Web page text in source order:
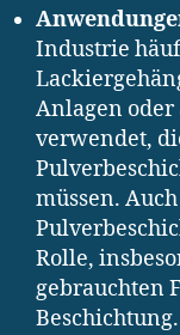
Industrie
Anlagen
verwendet,
müssen.
Rolle,
gebrauchten
Beschichtung.